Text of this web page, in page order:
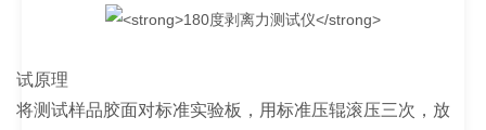
试原理
将测试样品胶面对标准实验板，用标准压辊滚压三次，放